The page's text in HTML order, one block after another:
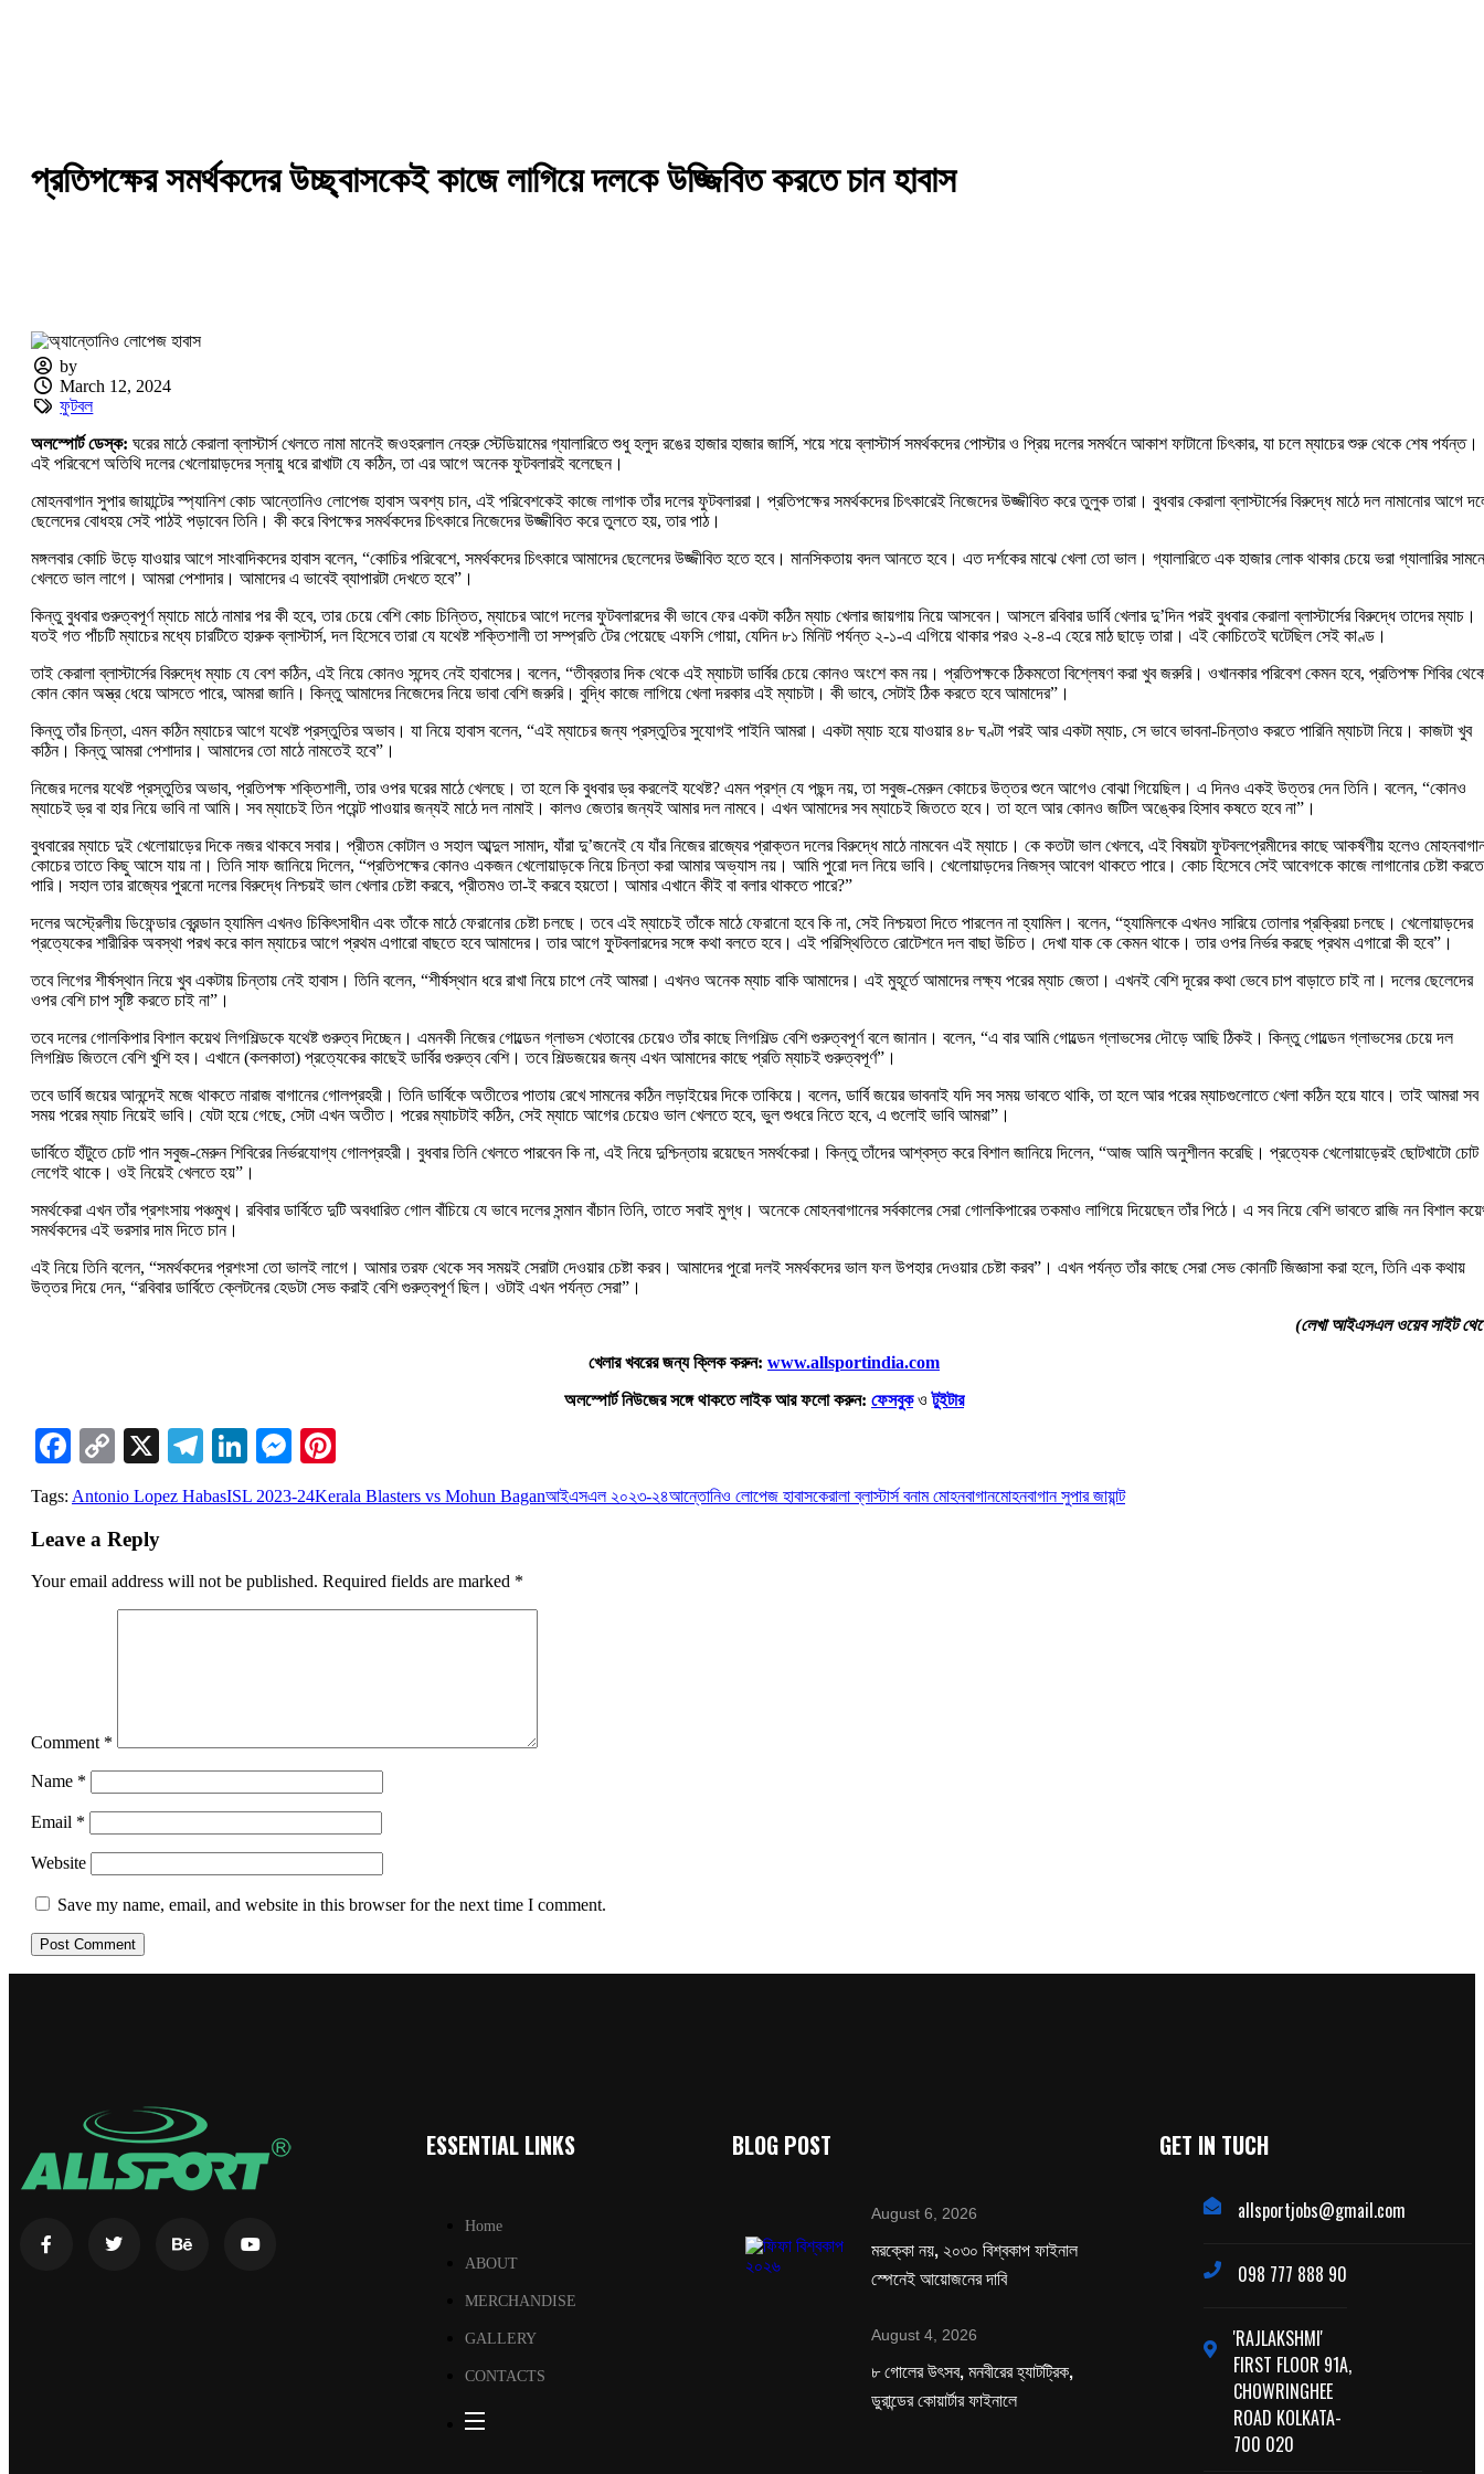
প্রতিপক্ষের সমর্থকদের উচ্ছ্বাসকেই কাজে লাগিয়ে দলকে উজ্জিবিত করতে চান হাবাস
by
March 12, 2024
ফুটবল
অলস্পোর্ট ডেস্ক: ঘরের মাঠে কেরালা ব্লাস্টার্স খেলতে নামা মানেই জওহরলাল নেহরু স্টেডিয়ামের গ্যালারিতে শুধু হলুদ রঙের হাজার হাজার জার্সি, শয়ে শয়ে ব্লাস্টার্স সমর্থকদের পোস্টার ও প্রিয় দলের সমর্থনে আকাশ ফাটানো চিৎকার, যা চলে ম্যাচের শুরু থেকে শেষ পর্যন্ত।
এই পরিবেশে অতিথি দলের খেলোয়াড়দের স্নায়ু ধরে রাখাটা যে কঠিন, তা এর আগে অনেক ফুটবলারই বলেছেন।
মোহনবাগান সুপার জায়ান্টের স্প্যানিশ কোচ আন্তোনিও লোপেজ হাবাস অবশ্য চান, এই পরিবেশকেই কাজে লাগাক তাঁর দলের ফুটবলাররা। প্রতিপক্ষের সমর্থকদের চিৎকারেই নিজেদের উজ্জীবিত করে তুলুক তারা। বুধবার কেরালা ব্লাস্টার্সের বিরুদ্ধে মাঠে দল নামানোর আগে
ছেলেদের বোধহয় সেই পাঠই পড়াবেন তিনি। কী করে বিপক্ষের সমর্থকদের চিৎকারে নিজেদের উজ্জীবিত করে তুলতে হয়, তার পাঠ।
মঙ্গলবার কোচি উড়ে যাওয়ার আগে সাংবাদিকদের হাবাস বলেন, “কোচির পরিবেশে, সমর্থকদের চিৎকারে আমাদের ছেলেদের উজ্জীবিত হতে হবে। মানসিকতায় বদল আনতে হবে। এত দর্শকের মাঝে খেলা তো ভাল। গ্যালারিতে এক হাজার লোক থাকার চেয়ে ভরা গ্যালারির সামনে
খেলতে ভাল লাগে। আমরা পেশাদার। আমাদের এ ভাবেই ব্যাপারটা দেখতে হবে”।
কিন্তু বুধবার গুরুত্বপূর্ণ ম্যাচে মাঠে নামার পর কী হবে, তার চেয়ে বেশি কোচ চিন্তিত, ম্যাচের আগে দলের ফুটবলারদের কী ভাবে ফের একটা কঠিন ম্যাচ খেলার জায়গায় নিয়ে আসবেন। আসলে রবিবার ডার্বি খেলার দু’দিন পরই বুধবার কেরালা ব্লাস্টার্সের বিরুদ্ধে তাদের ম্যাচ।
যতই গত পাঁচটি ম্যাচের মধ্যে চারটিতে হারুক ব্লাস্টার্স, দল হিসেবে তারা যে যথেষ্ট শক্তিশালী তা সম্প্রতি টের পেয়েছে এফসি গোয়া, যেদিন ৮১ মিনিট পর্যন্ত ২-১-এ এগিয়ে থাকার পরও ২-৪-এ হেরে মাঠ ছাড়ে তারা। এই কোচিতেই ঘটেছিল সেই কাণ্ড।
তাই কেরালা ব্লাস্টার্সের বিরুদ্ধে ম্যাচ যে বেশ কঠিন, এই নিয়ে কোনও সন্দেহ নেই হাবাসের। বলেন, “তীব্রতার দিক থেকে এই ম্যাচটা ডার্বির চেয়ে কোনও অংশে কম নয়। প্রতিপক্ষকে ঠিকমতো বিশ্লেষণ করা খুব জরুরি। ওখানকার পরিবেশ কেমন হবে, প্রতিপক্ষ শিবির
কোন কোন অস্ত্র ধেয়ে আসতে পারে, আমরা জানি। কিন্তু আমাদের নিজেদের নিয়ে ভাবা বেশি জরুরি। বুদ্ধি কাজে লাগিয়ে খেলা দরকার এই ম্যাচটা। কী ভাবে, সেটাই ঠিক করতে হবে আমাদের”।
কিন্তু তাঁর চিন্তা, এমন কঠিন ম্যাচের আগে যথেষ্ট প্রস্তুতির অভাব। যা নিয়ে হাবাস বলেন, “এই ম্যাচের জন্য প্রস্তুতির সুযোগই পাইনি আমরা। একটা ম্যাচ হয়ে যাওয়ার ৪৮ ঘণ্টা পরই আর একটা ম্যাচ, সে ভাবে ভাবনা-চিন্তাও করতে পারিনি ম্যাচটা নিয়ে। কাজটা খুব
কঠিন। কিন্তু আমরা পেশাদার। আমাদের তো মাঠে নামতেই হবে”।
নিজের দলের যথেষ্ট প্রস্তুতির অভাব, প্রতিপক্ষ শক্তিশালী, তার ওপর ঘরের মাঠে খেলছে। তা হলে কি বুধবার ড্র করলেই যথেষ্ট? এমন প্রশ্ন যে পছন্দ নয়, তা সবুজ-মেরুন কোচের উত্তর শুনে আগেও বোঝা গিয়েছিল। এ দিনও একই উত্তর দেন তিনি। বলেন, “কোনও
ম্যাচেই ড্র বা হার নিয়ে ভাবি না আমি। সব ম্যাচেই তিন পয়েন্ট পাওয়ার জন্যই মাঠে দল নামাই। কালও জেতার জন্যই আমার দল নামবে। এখন আমাদের সব ম্যাচেই জিততে হবে। তা হলে আর কোনও জটিল অঙ্কের হিসাব কষতে হবে না”।
বুধবারের ম্যাচে দুই খেলোয়াড়ের দিকে নজর থাকবে সবার। প্রীতম কোটাল ও সহাল আব্দুল সামাদ, যাঁরা দু’জনেই যে যাঁর নিজের রাজ্যের প্রাক্তন দলের বিরুদ্ধে মাঠে নামবেন এই ম্যাচে। কে কতটা ভাল খেলবে, এই বিষয়টা ফুটবলপ্রেমীদের কাছে আকর্ষণীয় হলেও
কোচের তাতে কিছু আসে যায় না। তিনি সাফ জানিয়ে দিলেন, “প্রতিপক্ষের কোনও একজন খেলোয়াড়কে নিয়ে চিন্তা করা আমার অভ্যাস নয়। আমি পুরো দল নিয়ে ভাবি। খেলোয়াড়দের নিজস্ব আবেগ থাকতে পারে। কোচ হিসেবে সেই আবেগকে কাজে লাগানোর চেষ্টা করতে
পারি। সহাল তার রাজ্যের পুরনো দলের বিরুদ্ধে নিশ্চয়ই ভাল খেলার চেষ্টা করবে, প্রীতমও তা-ই করবে হয়তো। আমার এখানে কীই বা বলার থাকতে পারে?”
দলের অস্ট্রেলীয় ডিফেন্ডার ব্রেন্ডান হ্যামিল এখনও চিকিৎসাধীন এবং তাঁকে মাঠে ফেরানোর চেষ্টা চলছে। তবে এই ম্যাচেই তাঁকে মাঠে ফেরানো হবে কি না, সেই নিশ্চয়তা দিতে পারলেন না হ্যামিল। বলেন, “হ্যামিলকে এখনও সারিয়ে তোলার প্রক্রিয়া চলছে। খেলোয়াড়দের
প্রত্যেকের শারীরিক অবস্থা পরখ করে কাল ম্যাচের আগে প্রথম এগারো বাছতে হবে আমাদের। তার আগে ফুটবলারদের সঙ্গে কথা বলতে হবে। এই পরিস্থিতিতে রোটেশনে দল বাছা উচিত। দেখা যাক কে কেমন থাকে। তার ওপর নির্ভর করছে প্রথম এগারো কী হবে”।
তবে লিগের শীর্ষস্থান নিয়ে খুব একটায় চিন্তায় নেই হাবাস। তিনি বলেন, “শীর্ষস্থান ধরে রাখা নিয়ে চাপে নেই আমরা। এখনও অনেক ম্যাচ বাকি আমাদের। এই মুহূর্তে আমাদের লক্ষ্য পরের ম্যাচ জেতা। এখনই বেশি দূরের কথা ভেবে চাপ বাড়াতে চাই না। দলের ছেলেদের
ওপর বেশি চাপ সৃষ্টি করতে চাই না”।
তবে দলের গোলকিপার বিশাল কয়েথ লিগশিল্ডকে যথেষ্ট গুরুত্ব দিচ্ছেন। এমনকী নিজের গোল্ডেন গ্লাভস খেতাবের চেয়েও তাঁর কাছে লিগশিল্ড বেশি গুরুত্বপূর্ণ বলে জানান। বলেন, “এ বার আমি গোল্ডেন গ্লাভসের দৌড়ে আছি ঠিকই। কিন্তু গোল্ডেন গ্লাভসের চেয়ে দল
লিগশিল্ড জিতলে বেশি খুশি হব। এখানে (কলকাতা) প্রত্যেকের কাছেই ডার্বির গুরুত্ব বেশি। তবে শিল্ডজয়ের জন্য এখন আমাদের কাছে প্রতি ম্যাচই গুরুত্বপূর্ণ”।
তবে ডার্বি জয়ের আনন্দেই মজে থাকতে নারাজ বাগানের গোলপ্রহরী। তিনি ডার্বিকে অতীতের পাতায় রেখে সামনের কঠিন লড়াইয়ের দিকে তাকিয়ে। বলেন, ডার্বি জয়ের ভাবনাই যদি সব সময় ভাবতে থাকি, তা হলে আর পরের ম্যাচগুলোতে খেলা কঠিন হয়ে যাবে। তাই আমরা সব
সময় পরের ম্যাচ নিয়েই ভাবি। যেটা হয়ে গেছে, সেটা এখন অতীত। পরের ম্যাচটাই কঠিন, সেই ম্যাচে আগের চেয়েও ভাল খেলতে হবে, ভুল শুধরে নিতে হবে, এ গুলোই ভাবি আমরা”।
ডার্বিতে হাঁটুতে চোট পান সবুজ-মেরুন শিবিরের নির্ভরযোগ্য গোলপ্রহরী। বুধবার তিনি খেলতে পারবেন কি না, এই নিয়ে দুশ্চিন্তায় রয়েছেন সমর্থকেরা। কিন্তু তাঁদের আশ্বস্ত করে বিশাল জানিয়ে দিলেন, “আজ আমি অনুশীলন করেছি। প্রত্যেক খেলোয়াড়েরই ছোটখাটো চোট
লেগেই থাকে। ওই নিয়েই খেলতে হয়”।
সমর্থকেরা এখন তাঁর প্রশংসায় পঞ্চমুখ। রবিবার ডার্বিতে দুটি অবধারিত গোল বাঁচিয়ে যে ভাবে দলের সন্মান বাঁচান তিনি, তাতে সবাই মুগ্ধ। অনেকে মোহনবাগানের সর্বকালের সেরা গোলকিপারের তকমাও লাগিয়ে দিয়েছেন তাঁর পিঠে। এ সব নিয়ে বেশি ভাবতে রাজি নন বিশাল
সমর্থকদের এই ভরসার দাম দিতে চান।
এই নিয়ে তিনি বলেন, “সমর্থকদের প্রশংসা তো ভালই লাগে। আমার তরফ থেকে সব সময়ই সেরাটা দেওয়ার চেষ্টা করব। আমাদের পুরো দলই সমর্থকদের ভাল ফল উপহার দেওয়ার চেষ্টা করব”। এখন পর্যন্ত তাঁর কাছে সেরা সেভ কোনটি জিজ্ঞাসা করা হলে, তিনি এক কথায়
উত্তর দিয়ে দেন, “রবিবার ডার্বিতে ক্লেটনের হেডটা সেভ করাই বেশি গুরুত্বপূর্ণ ছিল। ওটাই এখন পর্যন্ত সেরা”।
(লেখা আইএসএল ওয়েব সাইট
খেলার খবরের জন্য ক্লিক করুন: www.allsportindia.com
অলস্পোর্ট নিউজের সঙ্গে থাকতে লাইক আর ফলো করুন: ফেসবুকওটুইটার
Facebook
Copy
Link
X Telegram
LinkedIn
Messenger
Tags: Antonio Lopez HabasISL 2023-24Kerala Blasters vs Mohun Baganআইএসএল ২০২৩-২৪আন্তোনিও লোপেজ হাবাসকেরালা ব্লাস্টার্স বনাম মোহনবাগানমোহনবাগান সুপার জায়ান্ট
Leave a Reply
Your email address will not be published. Required fields are marked *
Comment *
Name *
Email *
Website
Save my name, email, and website in this browser for the next time I comment.
ESSENTIAL LINKS
Home
ABOUT
MERCHANDISE
GALLERY
CONTACTS
BLOG POST
August 6, 2026
মরক্কো নয়, ২০৩০ বিশ্বকাপ ফাইনাল
স্পেনেই আয়োজনের দাবি
August 4, 2026
৮ গোলের উৎসব, মনবীরের হ্যাটট্রিক,
ডুরান্ডের কোয়ার্টার ফাইনালে
GET IN TUCH
allsportjobs@gmail.com
098 777 888 90
'RAJLAKSHMI'
FIRST FLOOR 91A,
CHOWRINGHEE
ROAD KOLKATA-
700 020